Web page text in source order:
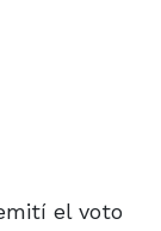
el voto